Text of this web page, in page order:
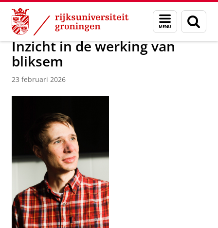
Skip
Content
Skip
Navigation
Menu
en
zoeken
Over ons Actueel Nieuws
Inzicht in de werking van
bliksem
23 februari 2026